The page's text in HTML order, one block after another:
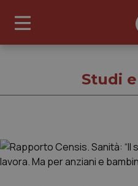
Studi